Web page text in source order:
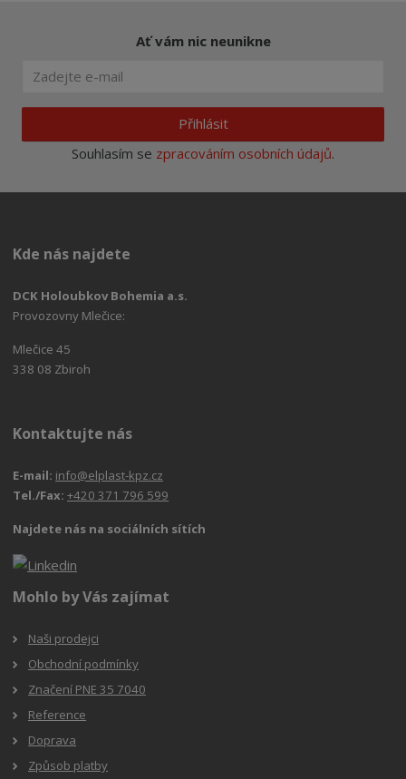
Ať vám nic neunikne
Přihlásit
Souhlasím se zpracováním osobních údajů.
Kde nás najdete
DCK Holoubkov Bohemia a.s.
Provozovny Mlečice:
Mlečice 45
338 08 Zbiroh
Kontaktujte nás
E-mail: info@elplast-kpz.cz
Tel./Fax:+420 371 796 599
Najdete nás na sociálních sítích
Mohlo by Vás zajímat
Naši prodejci
Obchodní podmínky
Značení PNE 35 7040
Reference
Doprava
Způsob platby